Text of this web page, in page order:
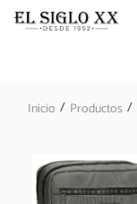
Inicio / Productos /